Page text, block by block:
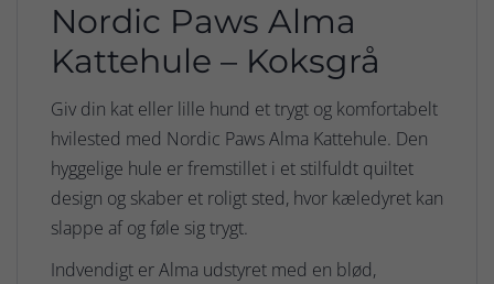
Nordic Paws Alma
Kattehule – Koksgrå
Giv din kat eller lille hund et trygt og komfortabelt
hvilested med Nordic Paws Alma Kattehule. Den
hyggelige hule er fremstillet i et stilfuldt quiltet
design og skaber et roligt sted, hvor kæledyret kan
slappe af og føle sig trygt.
Indvendigt er Alma udstyret med en blød,